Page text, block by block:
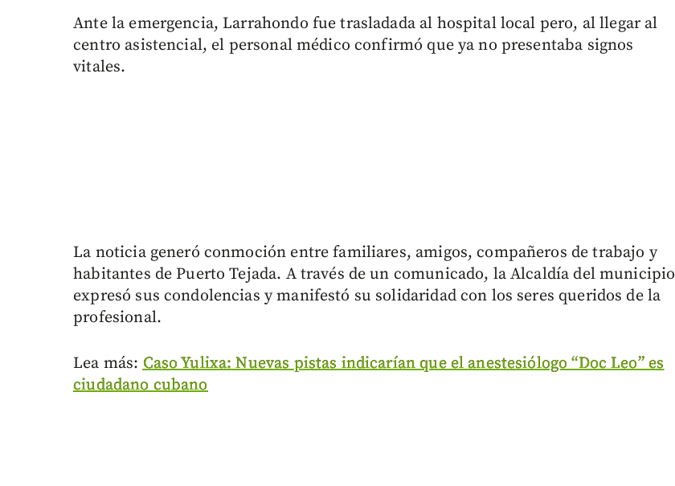
Ante la emergencia, Larrahondo fue trasladada al hospital local pero, al llegar al
centro asistencial, el personal médico confirmó que ya no presentaba signos
vitales.
La noticia generó conmoción entre familiares, amigos, compañeros de trabajo y
habitantes de Puerto Tejada. A través de un comunicado, la Alcaldía del municipio
expresó sus condolencias y manifestó su solidaridad con los seres queridos de la
profesional.
Lea más:Caso Yulixa: Nuevas pistas indicarían que el anestesiólogo “Doc Leo” es
ciudadano cubano